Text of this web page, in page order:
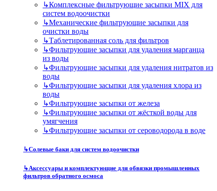
↳Комплексные фильтрующие засыпки MIX для
систем водоочистки
↳Механические фильтрующие засыпки для
очистки воды
↳Таблетированная соль для фильтров
↳Фильтрующие засыпки для удаления марганца
из воды
↳Фильтрующие засыпки для удаления нитратов из
воды
↳Фильтрующие засыпки для удаления хлора из
воды
↳Фильтрующие засыпки от железа
↳Фильтрующие засыпки от жёсткой воды для
умягчения
↳Фильтрующие засыпки от сероводорода в воде
↳Солевые баки для систем водоочистки
↳Аксессуары и комплектующие для обвязки промышленных
фильтров обратного осмоса